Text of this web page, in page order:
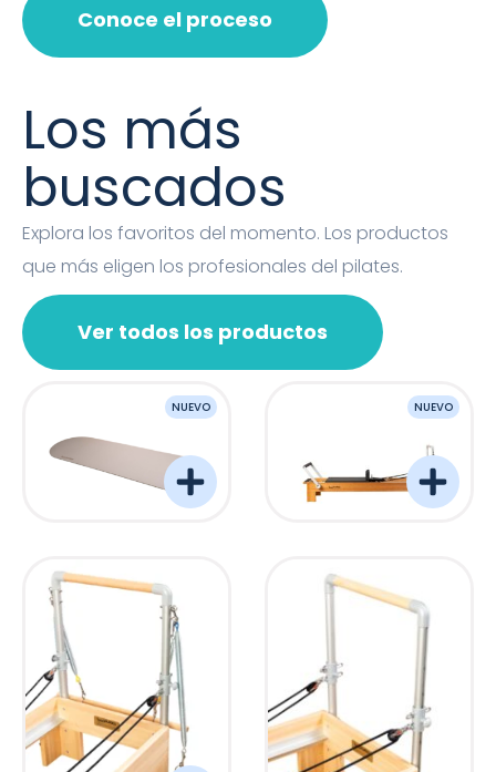
Conoce el proceso
NUEVO NUEVO
Ver todos los productos
Los más
buscados
Explora los favoritos del momento. Los productos
que más eligen los profesionales del pilates.